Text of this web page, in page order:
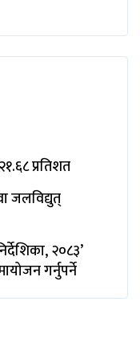
प्रतिशत
जलविद्युत्
२०८३’
गर्नुपर्ने